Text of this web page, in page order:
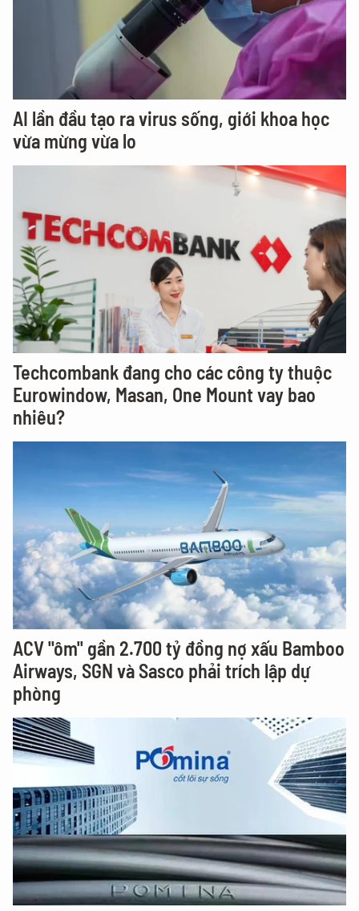
AI lần đầu tạo ra virus sống, giới khoa học
vừa mừng vừa lo
Techcombank đang cho các công ty thuộc
Eurowindow, Masan, One Mount vay bao
nhiêu?
ACV "ôm" gần 2.700 tỷ đồng nợ xấu Bamboo
Airways, SGN và Sasco phải trích lập dự
phòng